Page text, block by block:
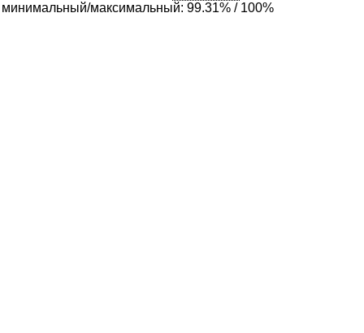
минимальный/максимальный: 99.31% / 100%